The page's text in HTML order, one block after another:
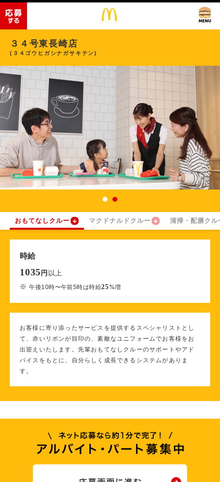
３４号東長崎店
(３４ゴウヒガシナガサキテン)
おもてなしクルー マクドナルドクルー 清掃・配膳クル
時給
1035 円 以上
※午後10時〜午前5時は時給25%増
お客様に寄り添ったサービスを提供するスペシャリストとし
て、赤いリボンが目印の、素敵なユニフォームでお客様をお
出迎えいたします。先輩おもてなしクルーのサポートやアド
バイスをもとに、自分らしく成長できるシステムがありま
す。